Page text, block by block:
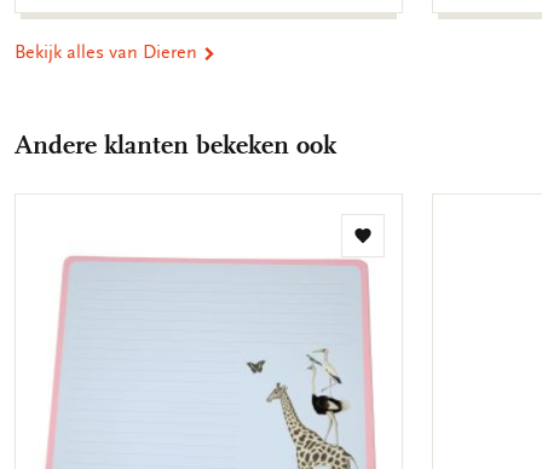
Bekijk alles van Dieren
Andere klanten bekeken ook
Toevoegen
aan
verlanglijst